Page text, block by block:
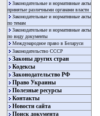
Законодательные и нормативные акты
принятые различными органами власти
Законодательные и нормативные акты
по темам
Законодательные и нормативные акты
по виду документы
Международное право в Беларуси
Законодательство СССР
Законы других стран
Кодексы
Законодательство РФ
Право Украины
Полезные ресурсы
Контакты
Новости сайта
Поиск документа